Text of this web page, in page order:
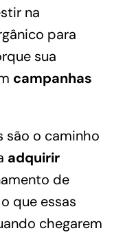
na
para
sua
campanhas
são o caminho
adquirir
de
que essas
chegarem